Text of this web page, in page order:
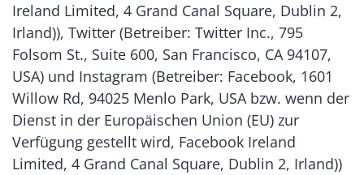
Ireland Limited, 4 Grand Canal Square, Dublin 2,
Irland)), Twitter (Betreiber: Twitter Inc., 795
Folsom St., Suite 600, San Francisco, CA 94107,
USA) und Instagram (Betreiber: Facebook, 1601
Willow Rd, 94025 Menlo Park, USA bzw. wenn der
Dienst in der Europäischen Union (EU) zur
Verfügung gestellt wird, Facebook Ireland
Limited, 4 Grand Canal Square, Dublin 2, Irland))